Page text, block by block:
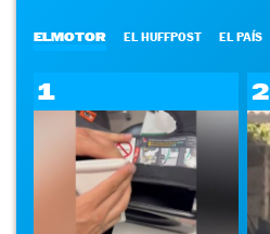
ELMOTOR EL HUFFPOST EL PAÍS
1 2